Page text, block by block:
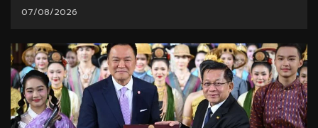
07/08/2026